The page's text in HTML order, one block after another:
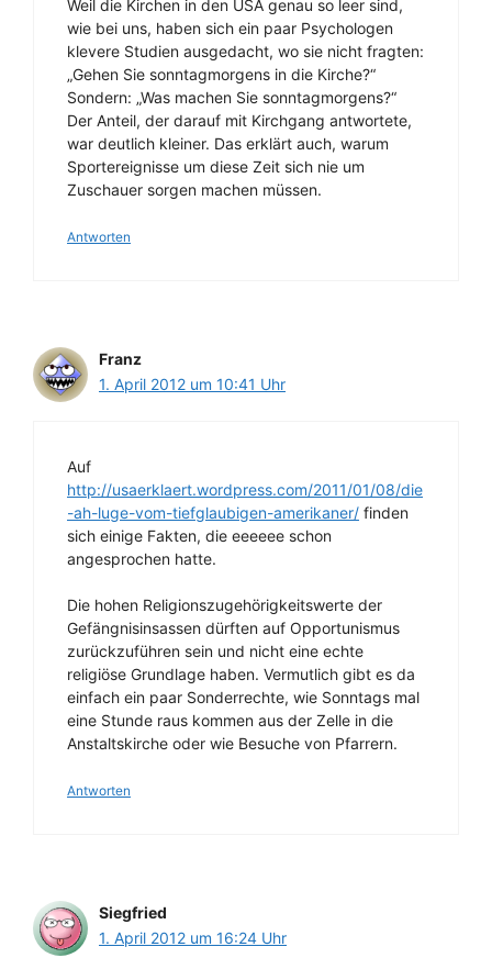
Weil die Kirchen in den USA genau so leer sind,
wie bei uns, haben sich ein paar Psychologen
klevere Studien ausgedacht, wo sie nicht fragten:
„Gehen Sie sonntagmorgens in die Kirche?“
Sondern: „Was machen Sie sonntagmorgens?“
Der Anteil, der darauf mit Kirchgang antwortete,
war deutlich kleiner. Das erklärt auch, warum
Sportereignisse um diese Zeit sich nie um
Zuschauer sorgen machen müssen.
Antworten
Franz
1. April 2012 um 10:41 Uhr
Auf
http://usaerklaert.wordpress.com/2011/01/08/die
-ah-luge-vom-tiefglaubigen-amerikaner/ finden
sich einige Fakten, die eeeeee schon
angesprochen hatte.
Die hohen Religionszugehörigkeitswerte der
Gefängnisinsassen dürften auf Opportunismus
zurückzuführen sein und nicht eine echte
religiöse Grundlage haben. Vermutlich gibt es da
einfach ein paar Sonderrechte, wie Sonntags mal
eine Stunde raus kommen aus der Zelle in die
Anstaltskirche oder wie Besuche von Pfarrern.
Antworten
Siegfried
1. April 2012 um 16:24 Uhr